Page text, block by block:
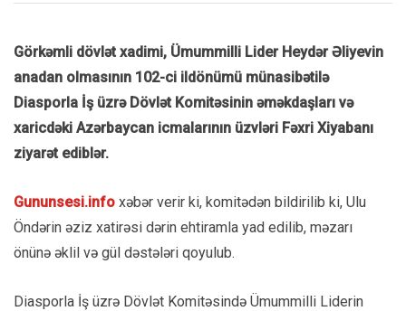
Görkəmli dövlət xadimi, Ümummilli Lider Heydər Əliyevin
anadan olmasının 102-ci ildönümü münasibətilə
Diasporla İş üzrə Dövlət Komitəsinin əməkdaşları və
xaricdəki Azərbaycan icmalarının üzvləri Fəxri Xiyabanı
ziyarət ediblər.
Gununsesi.info xəbər verir ki, komitədən bildirilib ki, Ulu
Öndərin əziz xatirəsi dərin ehtiramla yad edilib, məzarı
önünə əklil və gül dəstələri qoyulub.
Diasporla İş üzrə Dövlət Komitəsində Ümummilli Liderin